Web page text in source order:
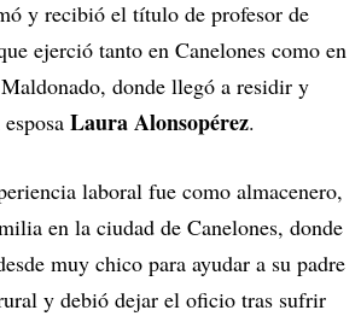
y recibió el título de profesor de
ejerció tanto en Canelones como en
donde llegó a residir y
Laura Alonsopérez.
laboral fue como almacenero,
en la ciudad de Canelones, donde
muy chico para ayudar a su padre
y debió dejar el oficio tras sufrir